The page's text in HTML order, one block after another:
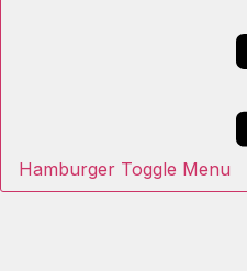
Hamburger Toggle Menu